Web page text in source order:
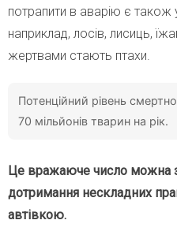
потрапити в аварію є також
наприклад, лосів, лисиць,
жертвами стають птахи.
Потенційний рівень
70 мільйонів тварин на рік.
Це вражаюче число
дотримання нескладних
автівкою.